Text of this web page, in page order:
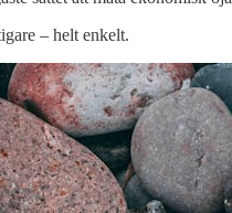
– helt enkelt.